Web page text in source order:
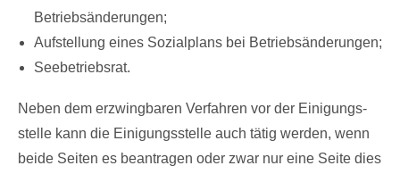
Be­triebsände­run­gen;
Auf­stel­lung ei­nes So­zi­al­plans bei Be­triebsände­run­gen;
Seeb­etriebs­rat.
Ne­ben dem er­zwing­ba­ren Ver­fah­ren vor der Ei­ni­gungs­
stel­le kann die Ei­ni­gungs­stel­le auch tätig wer­den, wenn
bei­de Sei­ten es be­an­tra­gen oder zwar nur ei­ne Sei­te dies